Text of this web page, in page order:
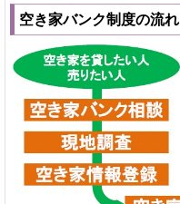
空き家バンク制度の流れ